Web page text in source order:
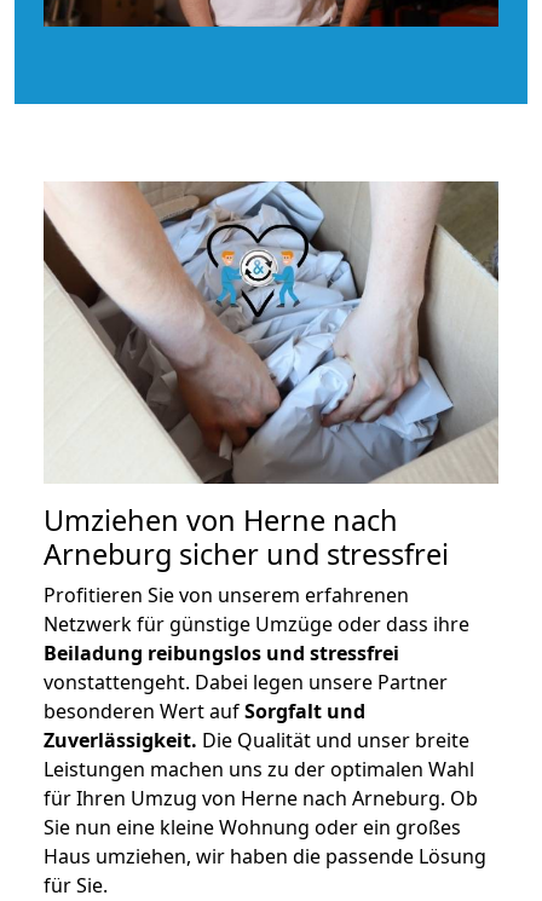
Umziehen von Herne nach
Arneburg sicher und stressfrei
Profitieren Sie von unserem erfahrenen
Netzwerk für günstige Umzüge oder dass ihre
Beiladung reibungslos und stressfrei
vonstattengeht. Dabei legen unsere Partner
besonderen Wert aufSorgfalt und
Zuverlässigkeit. Die Qualität und unser breite
Leistungen machen uns zu der optimalen Wahl
für Ihren Umzug von Herne nach Arneburg. Ob
Sie nun eine kleine Wohnung oder ein großes
Haus umziehen, wir haben die passende Lösung
für Sie.